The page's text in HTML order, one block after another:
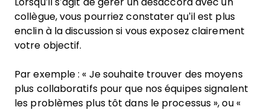
Lorsqu’il s’agit de gérer un désaccord avec un
collègue, vous pourriez constater qu’il est plus
enclin à la discussion si vous exposez clairement
votre objectif.
Par exemple : « Je souhaite trouver des moyens
plus collaboratifs pour que nos équipes signalent
les problèmes plus tôt dans le processus », ou «